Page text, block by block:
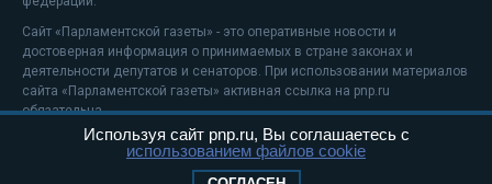
Сайт «Парламентской газеты» - это оперативные новости и
достоверная информация о принимаемых в стране законах и
деятельности депутатов и сенаторов. При использовании материалов
сайта «Парламентской газеты» активная ссылка на pnp.ru
обязательна.
На информационном ресурсе применяютсярекомендательные
Используя сайт pnp.ru, Вы соглашаетесь с
использованием файлов cookie